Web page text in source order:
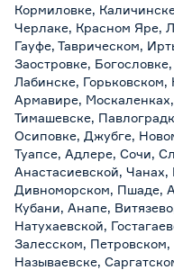
Кормиловке,
Черлаке, Красном Яре,
Гауфе, Таврическом,
Заостровке,
Лабинске,
Армавире,
Тимашевске,
Осиповке, Джубге,
Туапсе, Адлере, Сочи,
Анастасиевской,
Дивноморском, Пшаде,
Кубани, Анапе,
Натухаевской,
Залесском,
Называевске,